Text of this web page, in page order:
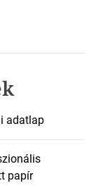
adatlap
papír